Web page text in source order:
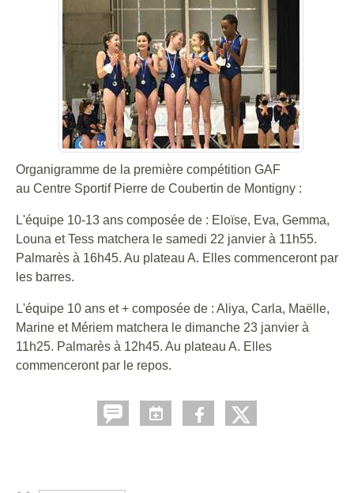
Organigramme de la première compétition GAF
au Centre Sportif Pierre de Coubertin de Montigny :
L'équipe 10-13 ans composée de : Eloïse, Eva, Gemma,
Louna et Tess matchera le samedi 22 janvier à 11h55.
Palmarès à 16h45. Au plateau A. Elles commenceront par
les barres.
L'équipe 10 ans et + composée de : Aliya, Carla, Maëlle,
Marine et Mériem matchera le dimanche 23 janvier à
11h25. Palmarès à 12h45. Au plateau A. Elles
commenceront par le repos.